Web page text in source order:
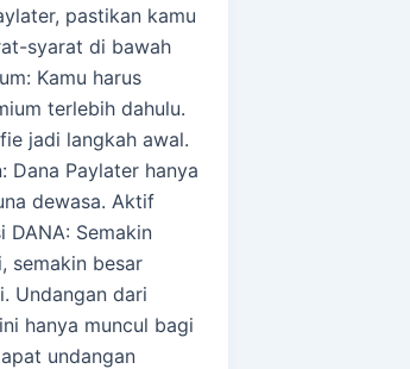
pastikan kamu
syarat di bawah
Kamu harus
terlebih dahulu.
jadi langkah awal.
Dana Paylater hanya
dewasa. Aktif
DANA: Semakin
semakin besar
Undangan dari
hanya muncul bagi
undangan